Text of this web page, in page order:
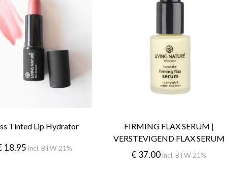
Tinted Lip Hydrator
18.95 incl. BTW 21%
FIRMING FLAX SERUM |
VERSTEVIGEND FLAX SERUM
€37.00 incl. BTW 21%